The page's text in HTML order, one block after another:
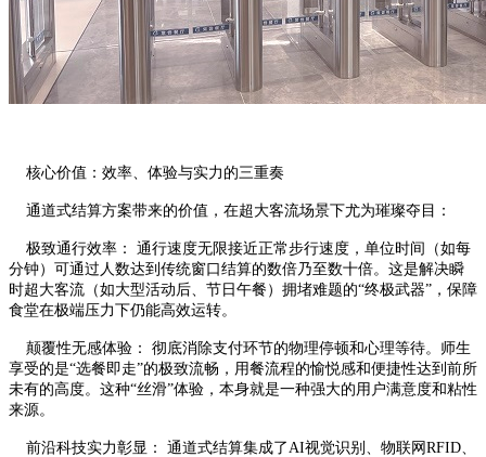
核心价值：效率、体验与实力的三重奏
通道式结算方案带来的价值，在超大客流场景下尤为璀璨夺目：
极致通行效率： 通行速度无限接近正常步行速度，单位时间（如每
分钟）可通过人数达到传统窗口结算的数倍乃至数十倍。这是解决瞬
时超大客流（如大型活动后、节日午餐）拥堵难题的“终极武器”，保障
食堂在极端压力下仍能高效运转。
颠覆性无感体验： 彻底消除支付环节的物理停顿和心理等待。师生
享受的是“选餐即走”的极致流畅，用餐流程的愉悦感和便捷性达到前所
未有的高度。这种“丝滑”体验，本身就是一种强大的用户满意度和粘性
来源。
前沿科技实力彰显： 通道式结算集成了AI视觉识别、物联网RFID、